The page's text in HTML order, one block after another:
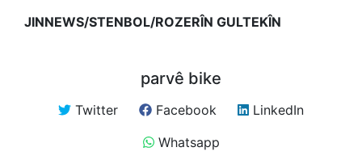
JINNEWS/STENBOL/ROZERÎN GULTEKÎN
parvê bike
Twitter Facebook
LinkedIn
Whatsapp